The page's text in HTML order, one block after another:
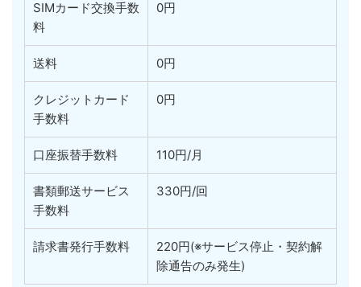
SIMカード交換手数
料
0円
送料 0円
クレジットカード
手数料
0円
口座振替手数料 110円/月
書類郵送サービス
手数料
330円/回
請求書発行手数料
220円(※サービス停止・契約解
除通告のみ発生)